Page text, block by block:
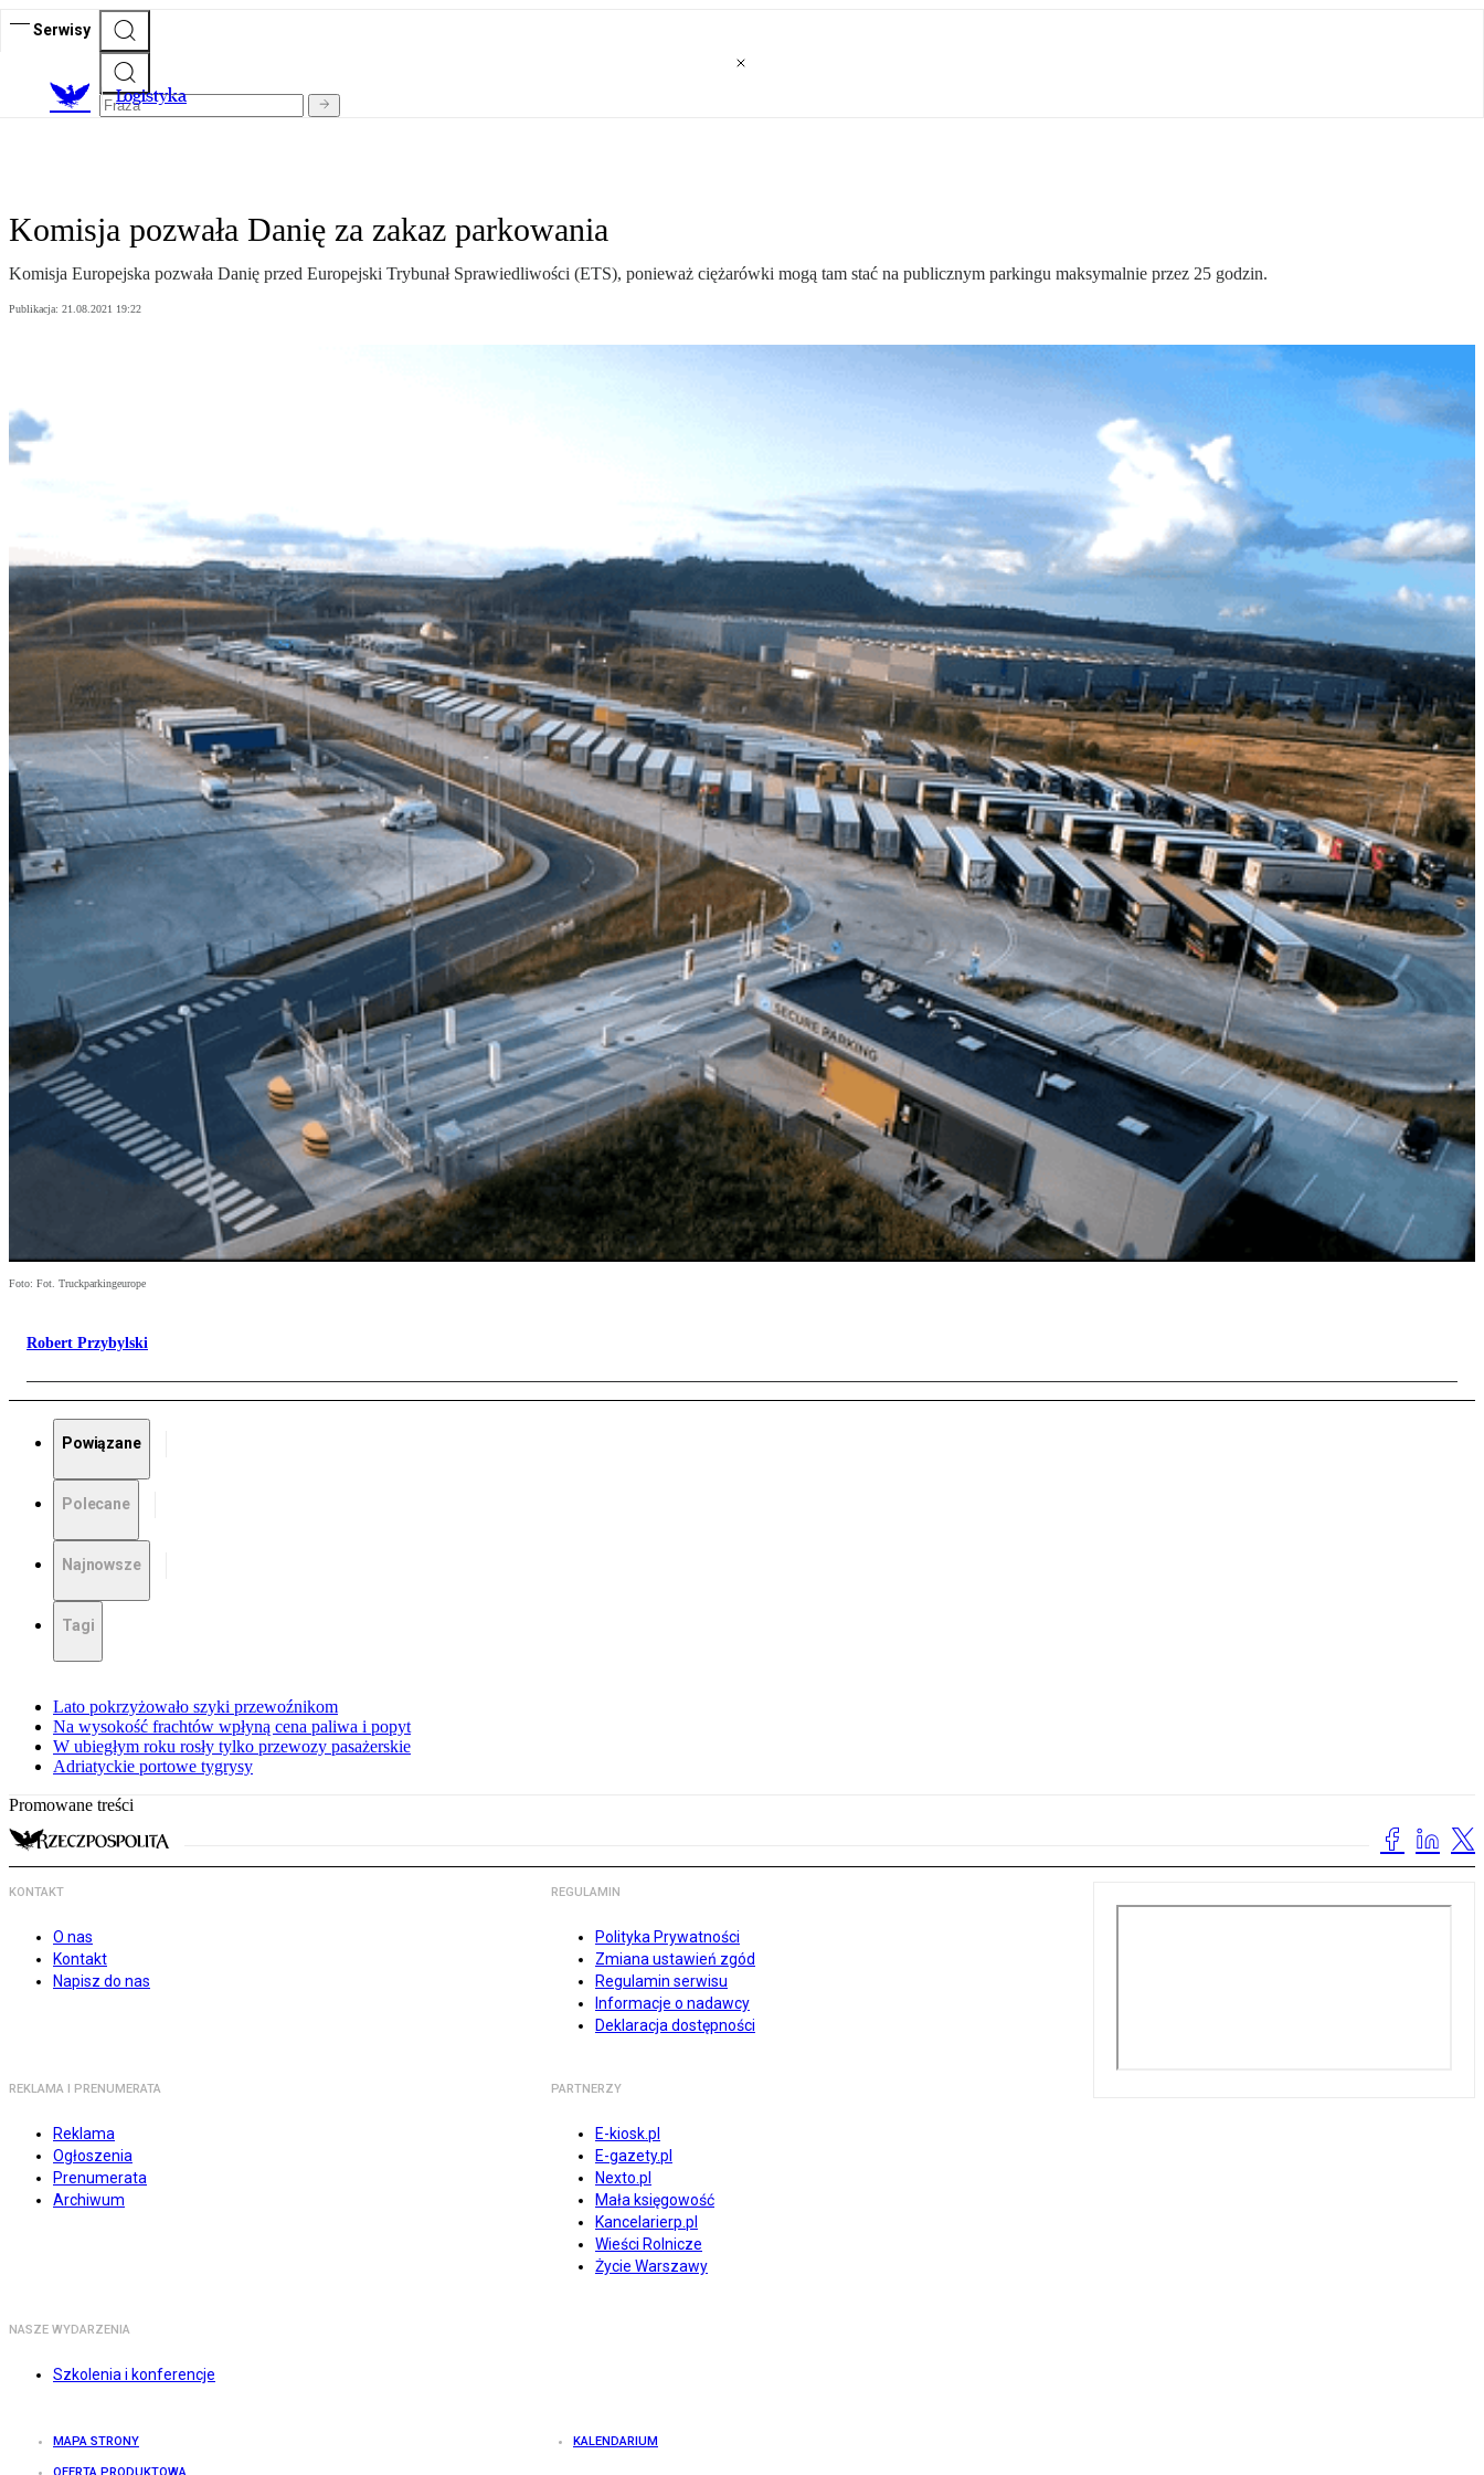
Serwisy
Logistyka
Komisja pozwała Danię za zakaz parkowania
Komisja Europejska pozwała Danię przed Europejski Trybunał Sprawiedliwości (ETS), ponieważ ciężarówki mogą tam stać na publicznym parkingu maksymalnie przez 25 godzin.
Publikacja: 21.08.2021 19:22
Foto: Fot. Truckparkingeurope
Robert Przybylski
Powiązane
Polecane
Najnowsze
Tagi
Lato pokrzyżowało szyki przewoźnikom
Na wysokość frachtów wpłyną cena paliwa i popyt
W ubiegłym roku rosły tylko przewozy pasażerskie
Adriatyckie portowe tygrysy
Promowane treści
KONTAKT
O nas
Kontakt
Napisz do nas
REGULAMIN
Polityka Prywatności
Zmiana ustawień zgód
Regulamin serwisu
Informacje o nadawcy
Deklaracja dostępności
REKLAMA I PRENUMERATA
Reklama
Ogłoszenia
Prenumerata
Archiwum
PARTNERZY
E-kiosk.pl
E-gazety.pl
Nexto.pl
Mała księgowość
Kancelarierp.pl
Wieści Rolnicze
Życie Warszawy
NASZE WYDARZENIA
Szkolenia i konferencje
MAPA STRONY KALENDARIUM